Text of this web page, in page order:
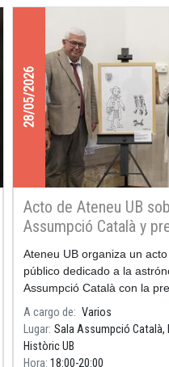
28/05/2026
Acto de Ateneu UB
Assumpció Català y
del dibujo de Pilarín
dedicado a la
Ateneu UB organiza un
público dedicado a la
Assumpció Català con la
del libro Assumpció Català,
amaba las estrellas, así
que Pila
A cargo de
Varios
Lugar Sala Assumpció Català,
Històric UB
Hora 18:00 20:00